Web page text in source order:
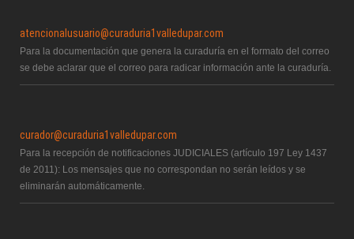
atencionalusuario@curaduria1valledupar.com
Para la documentación que genera la curaduría en el formato del correo
se debe aclarar que el correo para radicar información ante la curaduría.
curador@curaduria1valledupar.com
Para la recepción de notificaciones JUDICIALES (artículo 197 Ley 1437
de 2011): Los mensajes que no correspondan no serán leídos y se
eliminarán automáticamente.